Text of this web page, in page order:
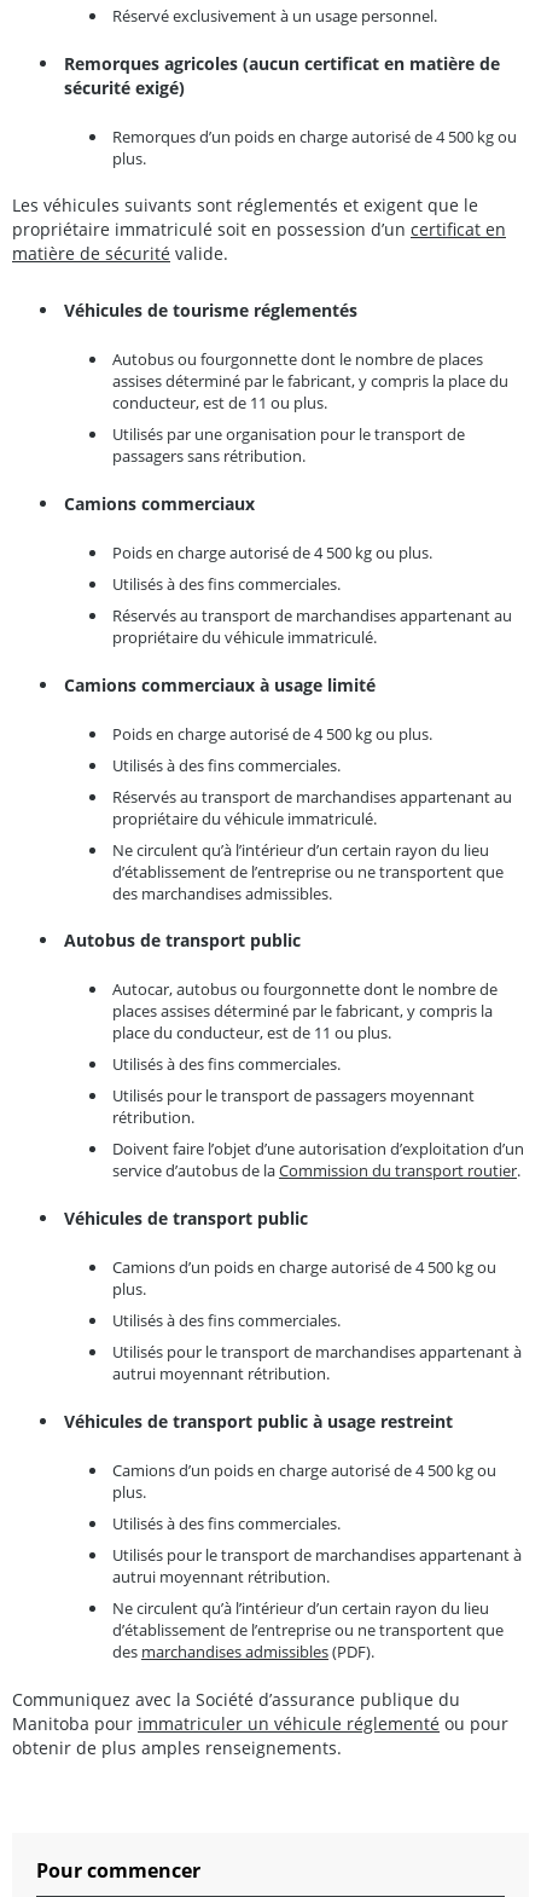
Réservé exclusivement à un usage personnel.
Remorques agricoles (aucun certificat en matière de
sécurité exigé)
Remorques d’un poids en charge autorisé de 4 500 kg ou
plus.
Les véhicules suivants sont réglementés et exigent que le
propriétaire immatriculé soit en possession d’un certificat en
matière de sécurité valide.
Véhicules de tourisme réglementés
Autobus ou fourgonnette dont le nombre de places
assises déterminé par le fabricant, y compris la place du
conducteur, est de 11 ou plus.
Utilisés par une organisation pour le transport de
passagers sans rétribution.
Camions commerciaux
Poids en charge autorisé de 4 500 kg ou plus.
Utilisés à des fins commerciales.
Réservés au transport de marchandises appartenant au
propriétaire du véhicule immatriculé.
Camions commerciaux à usage limité
Poids en charge autorisé de 4 500 kg ou plus.
Utilisés à des fins commerciales.
Réservés au transport de marchandises appartenant au
propriétaire du véhicule immatriculé.
Ne circulent qu’à l’intérieur d’un certain rayon du lieu
d’établissement de l’entreprise ou ne transportent que
des marchandises admissibles.
Autobus de transport public
Autocar, autobus ou fourgonnette dont le nombre de
places assises déterminé par le fabricant, y compris la
place du conducteur, est de 11 ou plus.
Utilisés à des fins commerciales.
Utilisés pour le transport de passagers moyennant
rétribution.
Doivent faire l’objet d’une autorisation d’exploitation d’un
service d’autobus de laCommission du transport routier.
Véhicules de transport public
Camions d’un poids en charge autorisé de 4 500 kg ou
plus.
Utilisés à des fins commerciales.
Utilisés pour le transport de marchandises appartenant à
autrui moyennant rétribution.
Véhicules de transport public à usage restreint
Camions d’un poids en charge autorisé de 4 500 kg ou
plus.
Utilisés à des fins commerciales.
Utilisés pour le transport de marchandises appartenant à
autrui moyennant rétribution.
Ne circulent qu’à l’intérieur d’un certain rayon du lieu
d’établissement de l’entreprise ou ne transportent que
des marchandises admissibles(PDF).
Communiquez avec la Société d’assurance publique du
Manitoba pour immatriculer un véhicule réglementé ou pour
obtenir de plus amples renseignements.
Pour commencer